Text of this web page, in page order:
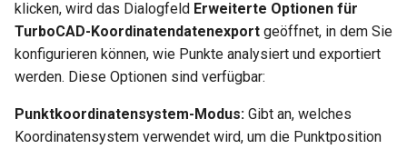
klicken, wird das Dialogfeld Erweiterte Optionen für
TurboCAD-Koordinatendatenexport geöffnet, in dem Sie
konfigurieren können, wie Punkte analysiert und exportiert
werden. Diese Optionen sind verfügbar:
Punktkoordinatensystem-Modus: Gibt an, welches
Koordinatensystem verwendet wird, um die Punktposition